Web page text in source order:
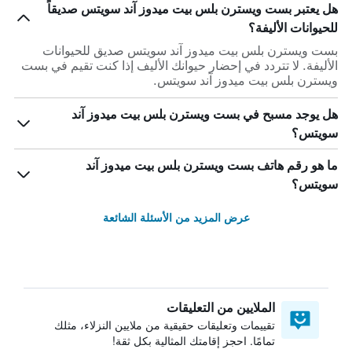
هل يعتبر بست ويسترن بلس بيت ميدوز آند سويتس صديقاً
للحيوانات الأليفة؟
بست ويسترن بلس بيت ميدوز آند سويتس صديق للحيوانات
الأليفة. لا تتردد في إحضار حيوانك الأليف إذا كنت تقيم في بست
ويسترن بلس بيت ميدوز آند سويتس.
هل يوجد مسبح في بست ويسترن بلس بيت ميدوز آند
سويتس؟
ما هو رقم هاتف بست ويسترن بلس بيت ميدوز آند
سويتس؟
عرض المزيد من الأسئلة الشائعة
الملايين من التعليقات
تقييمات وتعليقات حقيقية من ملايين النزلاء، مثلك
تمامًا. احجز إقامتك المثالية بكل ثقة!